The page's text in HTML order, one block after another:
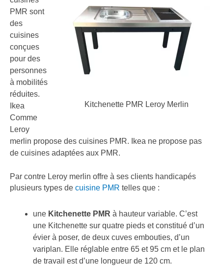
Kitchenette PMR Leroy Merlin
PMR sont
des
cuisines
conçues
pour des
personnes
à mobilités
réduites.
Ikea
Comme
Leroy
merlin propose des cuisines PMR.
Ikea ne propose pas
de cuisines adaptées aux PMR.
Par contre Leroy merlin offre à ses clients handicapés
plusieurs types de cuisine PMR telles que :
une Kitchenette PMR à hauteur variable. C’est
une Kitchenette sur quatre pieds et constitué d’un
évier à poser, de deux cuves embouties, d’un
variplan. Elle réglable entre 65 et 95 cm et le plan
de travail est d’une longueur de 120 cm.